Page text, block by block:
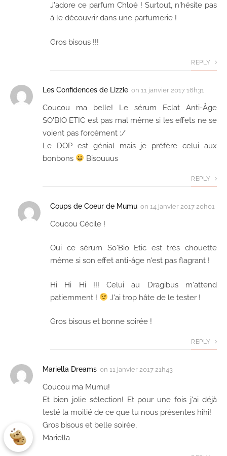
J'adore ce parfum Chloé ! Surtout, n'hésite pas
à le découvrir dans une parfumerie !
Gros bisous !!!
REPLY
Les Confidences de Lizzie on 11 janvier 2017 16h31
Coucou ma belle! Le sérum Eclat Anti-Âge
SO'BIO ETIC est pas mal même si les effets ne se
voient pas forcément :/
Le DOP est génial mais je préfère celui aux
bonbons
Bisouuus
REPLY
Coups de Coeur de Mumu on 14 janvier 2017 20h01
Coucou Cécile !
Oui ce sérum So'Bio Etic est très chouette
même si son effet anti-âge n'est pas flagrant !
Hi Hi Hi !!! Celui au Dragibus m'attend
patiemment !
J'ai trop hâte de le tester !
Gros bisous et bonne soirée !
REPLY
Mariella Dreams on 11 janvier 2017 21h43
Coucou ma Mumu!
Et bien jolie sélection! Et pour une fois j'ai déjà
testé la moitié de ce que tu nous présentes hihi!
Gros bisous et belle soirée,
Mariella